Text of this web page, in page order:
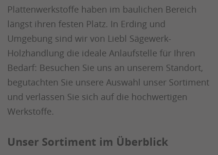
Plattenwerkstoffe haben im baulichen Bereich
längst ihren festen Platz. In Erding und
Umgebung sind wir von Liebl Sägewerk-
Holzhandlung die ideale Anlaufstelle für Ihren
Bedarf: Besuchen Sie uns an unserem Standort,
begutachten Sie unsere Auswahl unser Sortiment
und verlassen Sie sich auf die hochwertigen
Werkstoffe.
Unser Sortiment im Überblick